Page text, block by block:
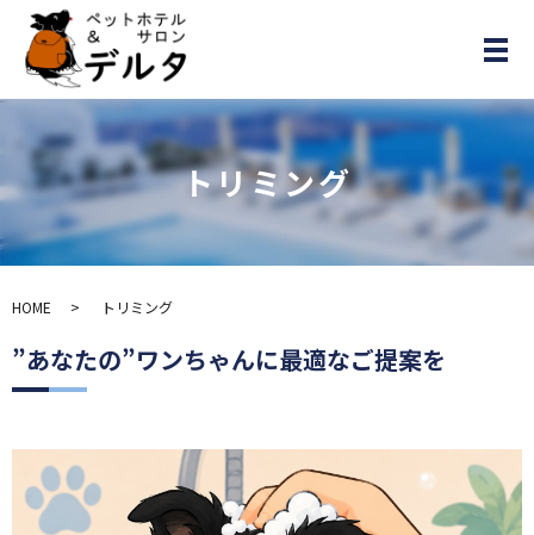
メ
トリミング
HOME トリミング
”あなたの”ワンちゃんに最適なご提案を